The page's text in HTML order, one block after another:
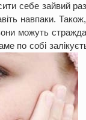
себе зайвий
навпаки.
можуть
по собі